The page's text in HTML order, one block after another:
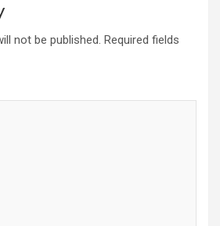
not be published. Required fields